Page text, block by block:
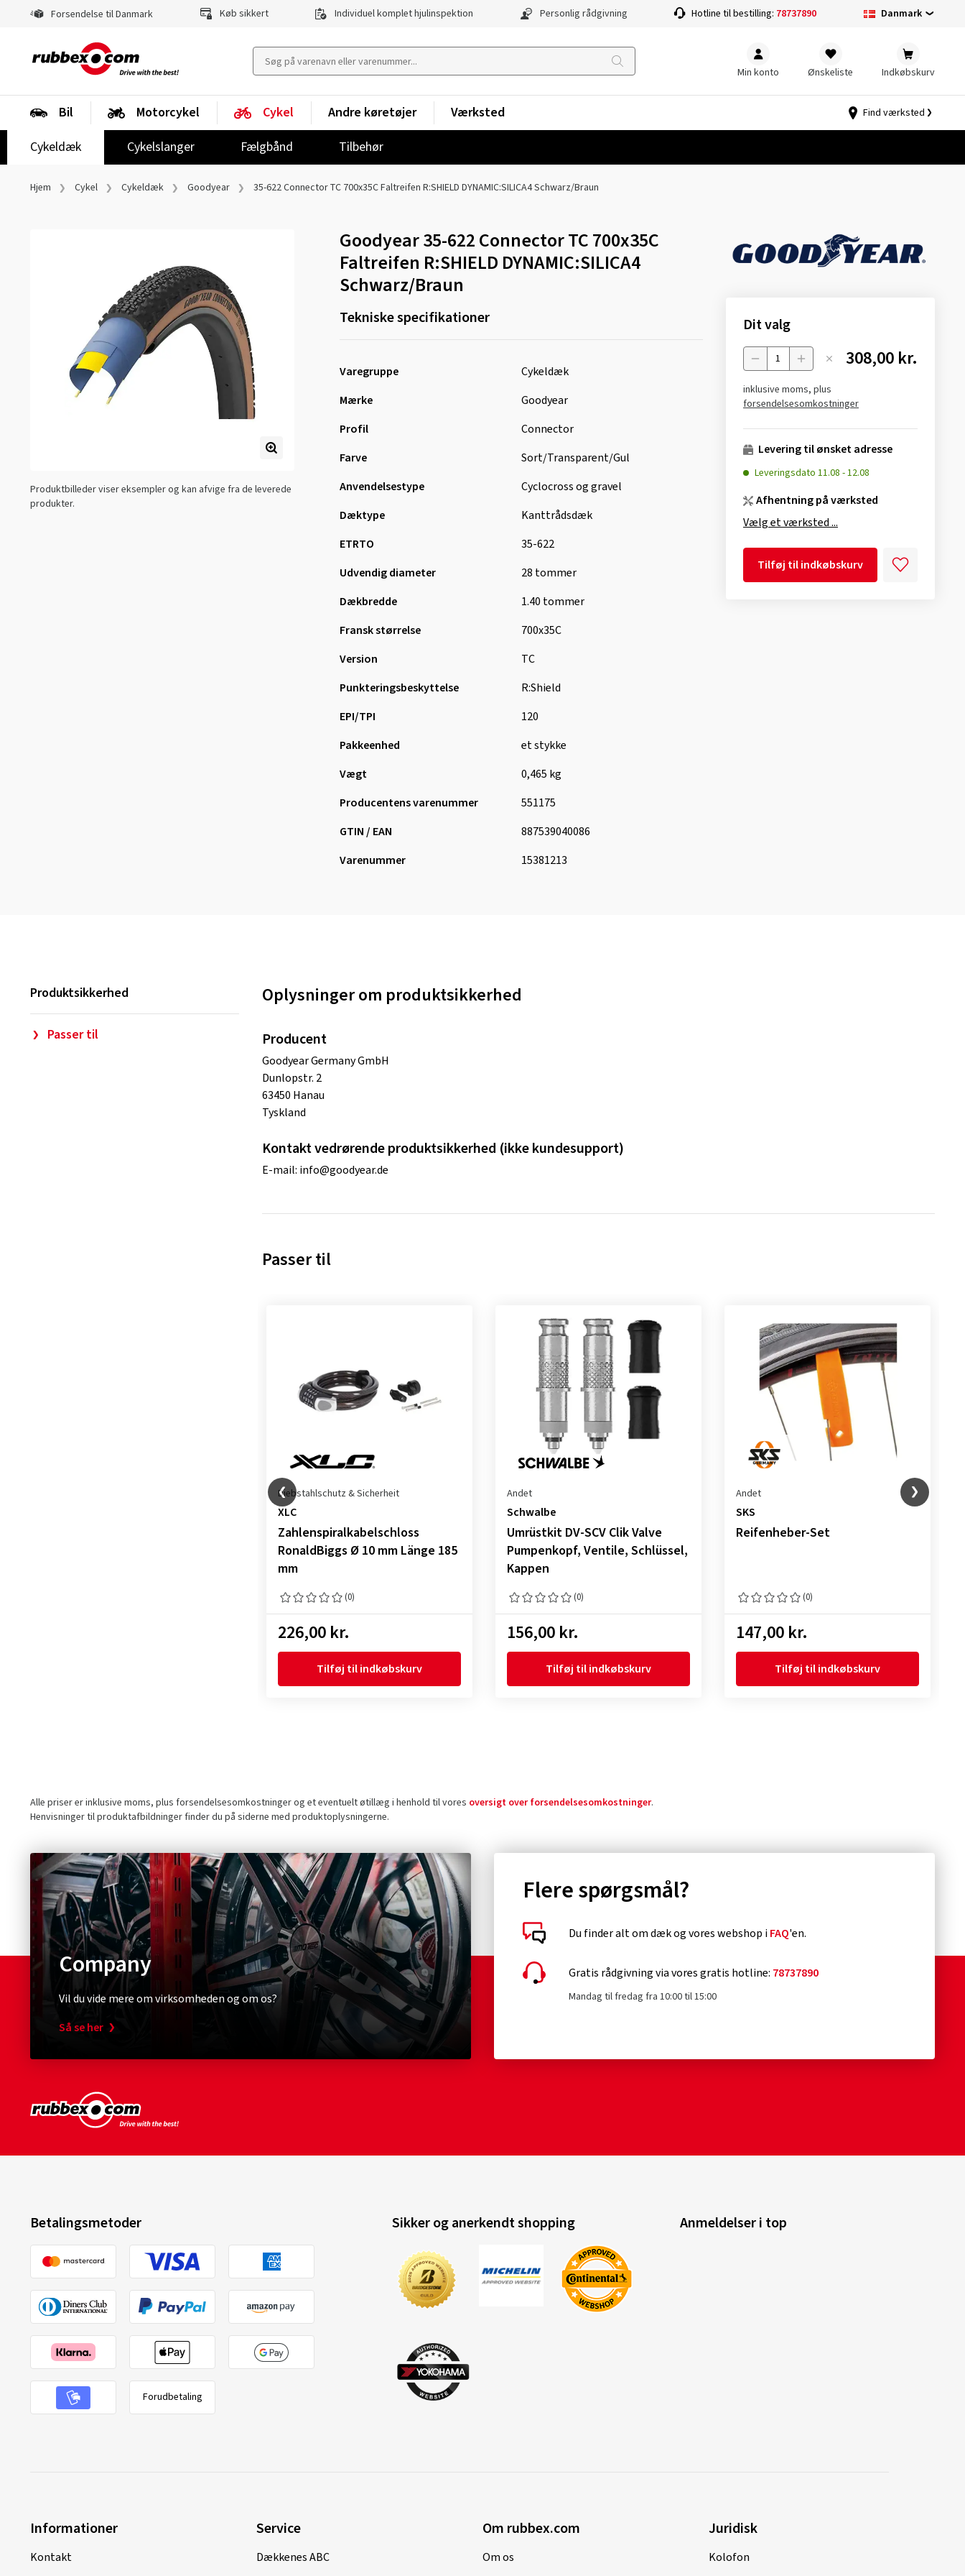
Forsendelse til Danmark Køb sikkert Individuel komplet hjulinspektion Personlig rådgivning Hotline til bestilling: 78737890 Danmark
Min konto Ønskeliste Indkøbskurv
Bil Motorcykel
Cykel
Cykeldæk
Cykelslanger Fælgbånd Tilbehør
Andre køretøjer Værksted Find værksted
Hjem Cykel Cykeldæk Goodyear 35-622 Connector TC 700x35C Faltreifen R:SHIELD DYNAMIC:SILICA4 Schwarz/Braun
Produktbilleder viser eksempler og kan afvige fra de leverede
produkter.
Goodyear 35-622 Connector TC 700x35C
Faltreifen R:SHIELD DYNAMIC:SILICA4
Schwarz/Braun
Tekniske specifikationer
Varegruppe
Cykeldæk
Mærke
Goodyear
Profil
Connector
Farve
Sort/Transparent/Gul
Anvendelsestype
Cyclocross og gravel
Dæktype
Kanttrådsdæk
ETRTO
35-622
Udvendig diameter
28 tommer
Dækbredde
1.40 tommer
Fransk størrelse
700x35C
Version
TC
Punkteringsbeskyttelse
R:Shield
EPI/TPI
120
Pakkeenhed
et stykke
Vægt
0,465 kg
Producentens varenummer
551175
GTIN / EAN
887539040086
Varenummer
15381213
Dit valg
Menge 308,00 kr.
inklusive moms, plus
forsendelsesomkostninger
Levering til ønsket adresse
Leveringsdato 11.08 -12.08
Afhentning på værksted
Vælg et værksted ...
Tilføj til indkøbskurv
Produktsikkerhed
Passer til
Oplysninger om produktsikkerhed
Producent
Goodyear Germany GmbH
Dunlopstr. 2
63450 Hanau
Tyskland
Kontakt vedrørende produktsikkerhed (ikke kundesupport)
E-mail: info@goodyear.de
Passer til
Diebstahlschutz & Sicherheit
XLC
Zahlenspiralkabelschloss
RonaldBiggs Ø 10 mm Länge 185
mm
(0)
226,00 kr.
Tilføj til indkøbskurv
Andet
Schwalbe
Umrüstkit DV-SCV Clik Valve
Pumpenkopf, Ventile, Schlüssel,
Kappen
(0)
156,00 kr.
Tilføj til indkøbskurv
Andet
SKS
Reifenheber-Set
(0)
147,00 kr.
Tilføj til indkøbskurv
Alle priser er inklusive moms, plus forsendelsesomkostninger og et eventuelt øtillæg i henhold til vores oversigt over forsendelsesomkostninger.
Henvisninger til produktafbildninger finder du på siderne med produktoplysningerne.
Company
Vil du vide mere om virksomheden og om os?
Så se her
Flere spørgsmål?
Du finder alt om dæk og vores webshop iFAQ'en.
Gratis rådgivning via vores gratis hotline: 78737890
Mandag til fredag fra 10:00 til 15:00
Betalingsmetoder
Forudbetaling
Sikker og anerkendt shopping Anmeldelser i top
Informationer
Kontakt
Service
Dækkenes ABC
Om rubbex.com
Om os
Juridisk
Kolofon